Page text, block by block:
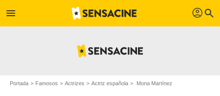
menu profil search
Portada Famosos Actrizes Actriz española Mona Martínez